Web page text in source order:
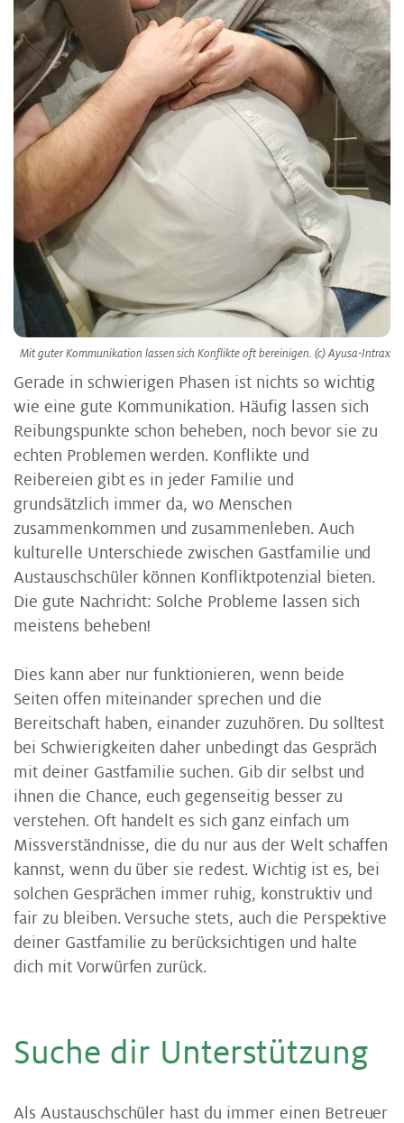
Mit guter Kommunikation lassen sich Konflikte oft bereinigen. (c) Ayusa-Intrax
Gerade in schwierigen Phasen ist nichts so wichtig
wie eine gute Kommunikation. Häufig lassen sich
Reibungspunkte schon beheben, noch bevor sie zu
echten Problemen werden. Konflikte und
Reibereien gibt es in jeder Familie und
grundsätzlich immer da, wo Menschen
zusammenkommen und zusammenleben. Auch
kulturelle Unterschiede zwischen Gastfamilie und
Austauschschüler können Konfliktpotenzial bieten.
Die gute Nachricht: Solche Probleme lassen sich
meistens beheben!
Dies kann aber nur funktionieren, wenn beide
Seiten offen miteinander sprechen und die
Bereitschaft haben, einander zuzuhören. Du solltest
bei Schwierigkeiten daher unbedingt das Gespräch
mit deiner Gastfamilie suchen. Gib dir selbst und
ihnen die Chance, euch gegenseitig besser zu
verstehen. Oft handelt es sich ganz einfach um
Missverständnisse, die du nur aus der Welt schaffen
kannst, wenn du über sie redest. Wichtig ist es, bei
solchen Gesprächen immer ruhig, konstruktiv und
fair zu bleiben. Versuche stets, auch die Perspektive
deiner Gastfamilie zu berücksichtigen und halte
dich mit Vorwürfen zurück.
Su­che dir Un­ter­stüt­zung
Als Austauschschüler hast du immer einen Betreuer